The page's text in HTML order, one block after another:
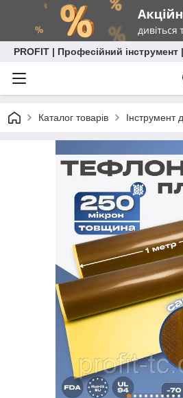
PROFIT | Професійний інструмент
Каталог товарів Інструмент